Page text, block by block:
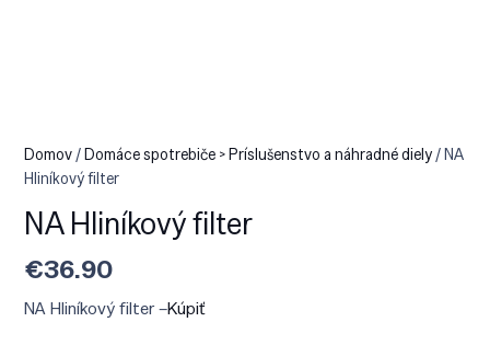
Domov/Domáce spotrebiče > Príslušenstvo a náhradné diely/ NA
Hliníkový filter
NA Hliníkový filter
€36.90
NA Hliníkový filter –Kúpiť